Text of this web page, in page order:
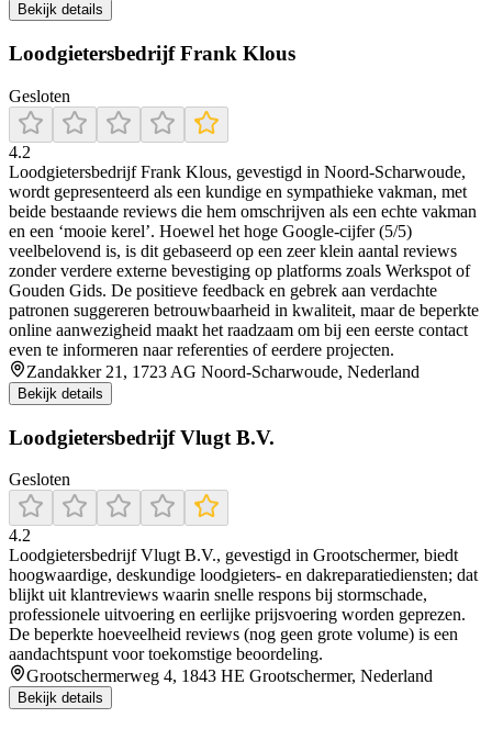
Bekijk details
Loodgietersbedrijf Frank Klous
Gesloten
4.2
Loodgietersbedrijf Frank Klous, gevestigd in Noord‑Scharwoude,
wordt gepresenteerd als een kundige en sympathieke vakman, met
beide bestaande reviews die hem omschrijven als een echte vakman
en een ‘mooie kerel’. Hoewel het hoge Google‑cijfer (5/5)
veelbelovend is, is dit gebaseerd op een zeer klein aantal reviews
zonder verdere externe bevestiging op platforms zoals Werkspot of
Gouden Gids. De positieve feedback en gebrek aan verdachte
patronen suggereren betrouwbaarheid in kwaliteit, maar de beperkte
online aanwezigheid maakt het raadzaam om bij een eerste contact
even te informeren naar referenties of eerdere projecten.
Zandakker 21, 1723 AG Noord-Scharwoude, Nederland
Bekijk details
Loodgietersbedrijf Vlugt B.V.
Gesloten
4.2
Loodgietersbedrijf Vlugt B.V., gevestigd in Grootschermer, biedt
hoogwaardige, deskundige loodgieters- en dakreparatiediensten; dat
blijkt uit klantreviews waarin snelle respons bij stormschade,
professionele uitvoering en eerlijke prijsvoering worden geprezen.
De beperkte hoeveelheid reviews (nog geen grote volume) is een
aandachtspunt voor toekomstige beoordeling.
Grootschermerweg 4, 1843 HE Grootschermer, Nederland
Bekijk details